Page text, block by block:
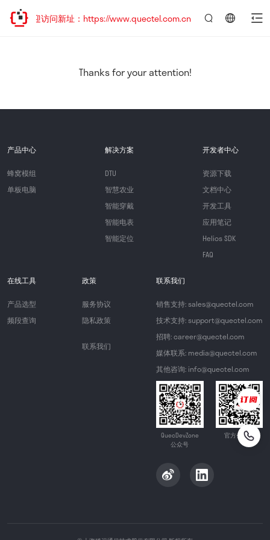
移，欢迎访问新址：https://www.quectel.com.cn
Thanks for your attention!
产品中心
蜂窝模组
单板电脑
解决方案
DTU
智慧农业
智能穿戴
智能电表
智能定位
开发者中心
资源下载
文档中心
开发工具
应用笔记
Helios SDK
FAQ
在线工具
产品选型
频段查询
政策
服务协议
隐私政策
联系我们
联系我们
销售支持: sales@quectel.com
技术支持: support@quectel.com
招聘: career@quectel.com
媒体联系: media@quectel.com
其他咨询: info@quectel.com
QuecDevZone
公众号
官方公众号